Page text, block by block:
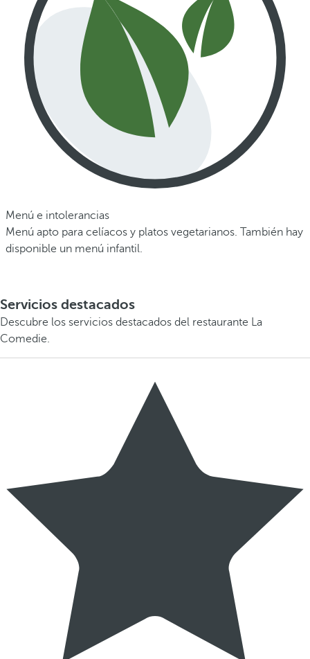
Menú e intolerancias
Menú apto para celíacos y platos vegetarianos. También hay
disponible un menú infantil.
Servicios destacados
Descubre los servicios destacados del restaurante La
Comedie.